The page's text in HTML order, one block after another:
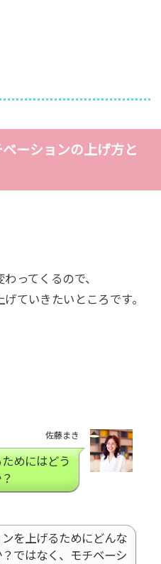
ーションの上げ方と
ってくるので、
ていきたいところです。
佐藤まき
めにはどう
を上げるためにどんな
ではなく、モチベーシ